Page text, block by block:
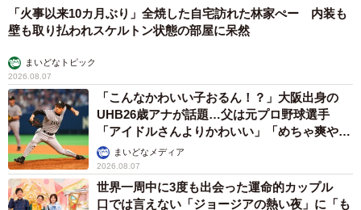
「火事以来10カ月ぶり」全焼した自宅訪れた林家ぺー 内装も
壁も取り払われスケルトン状態の部屋に呆然
まいどなトピック
2026.08.07
「こんなかわいい子おるん！？」大阪出身の
UHB26歳アナが話題…父は元プロ野球選手
「アイドルさんよりかわいい」「めちゃ爽や
か」まいどなメディア
2026.08.07
世界一周中に3度も出会った運命的カップル
口では言えない「ジョージアの熱い夜」に「も